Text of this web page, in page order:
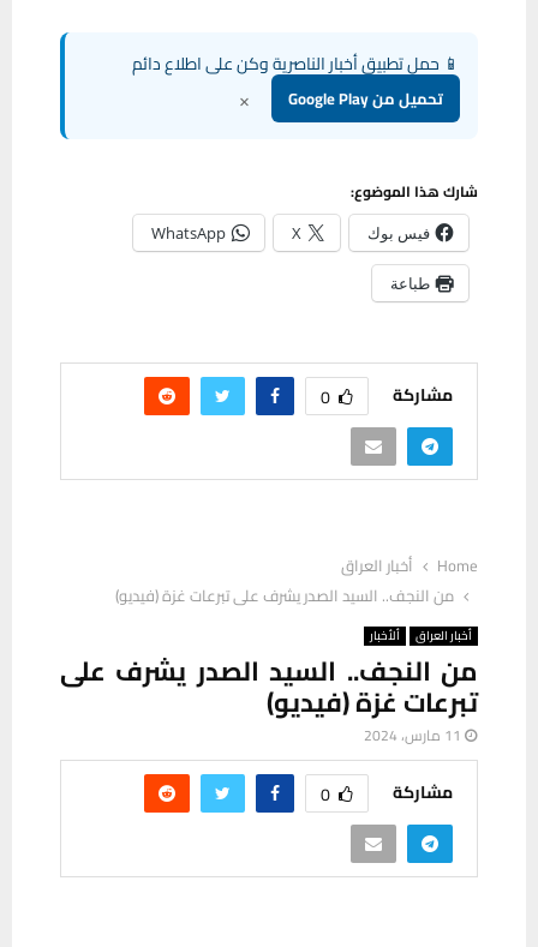
📱 حمل تطبيق أخبار الناصرية وكن على اطلاع دائم
تحميل من Google Play ×
شارك هذا الموضوع:
فيس بوك X
WhatsApp
طباعة
مشاركة 0
Home
أخبار العراق
من النجف.. السيد الصدر يشرف على تبرعات غزة (فيديو)
أخبار العراق ألأخبار
من النجف.. السيد الصدر يشرف على
تبرعات غزة (فيديو)
11 مارس، 2024
مشاركة 0